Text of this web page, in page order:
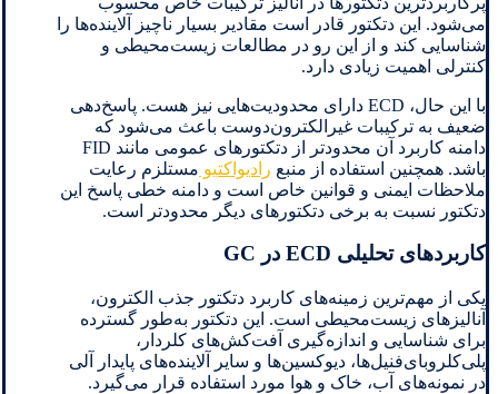
می‌شود. این دتکتور قادر است مقادیر بسیار ناچیز آلاینده‌ها را
شناسایی کند و از این رو در مطالعات زیست‌محیطی و
کنترلی اهمیت زیادی دارد.
با این حال، ECD دارای محدودیت‌هایی نیز هست. پاسخ‌دهی
ضعیف به ترکیبات غیرالکترون‌دوست باعث می‌شود که
دامنه کاربرد آن محدودتر از دتکتورهای عمومی مانند FID
باشد. همچنین استفاده از منبع رادیواکتیو مستلزم رعایت
ملاحظات ایمنی و قوانین خاص است و دامنه خطی پاسخ این
دتکتور نسبت به برخی دتکتورهای دیگر محدودتر است.
کاربردهای تحلیلی ECD در GC
یکی از مهم‌ترین زمینه‌های کاربرد دتکتور جذب الکترون،
آنالیزهای زیست‌محیطی است. این دتکتور به‌طور گسترده
برای شناسایی و اندازه‌گیری آفت‌کش‌های کلردار،
پلی‌کلروبای‌فنیل‌ها، دیوکسین‌ها و سایر آلاینده‌های پایدار آلی
در نمونه‌های آب، خاک و هوا مورد استفاده قرار می‌گیرد.